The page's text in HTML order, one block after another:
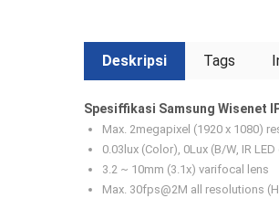
Deskripsi Tags
Spesiffikasi Samsung Wisenet
Max. 2megapixel (1920 x 1080)
0.03lux (Color), 0Lux (B/W, IR LED
3.2 ~ 10mm (3.1x) varifocal lens
Max. 30fps@2M all resolutions